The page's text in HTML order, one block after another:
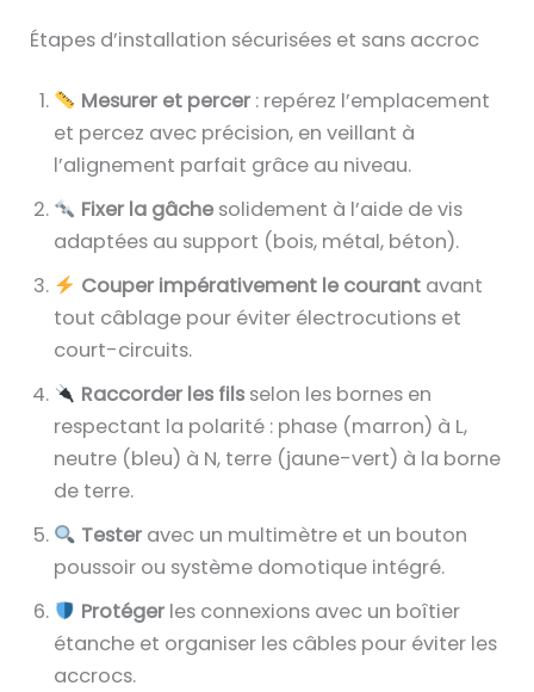
Étapes d’installation sécurisées et sans accroc
Mesurer et percer: repérez l’emplacement
et percez avec précision, en veillant à
l’alignement parfait grâce au niveau.
Fixer la gâchesolidement à l’aide de vis
adaptées au support (bois, métal, béton).
Couper impérativement le courantavant
tout câblage pour éviter électrocutions et
court-circuits.
Raccorder les filsselon les bornes en
respectant la polarité : phase (marron) à L,
neutre (bleu) à N, terre (jaune-vert) à la borne
de terre.
Testeravec un multimètre et un bouton
poussoir ou système domotique intégré.
Protégerles connexions avec un boîtier
étanche et organiser les câbles pour éviter les
accrocs.